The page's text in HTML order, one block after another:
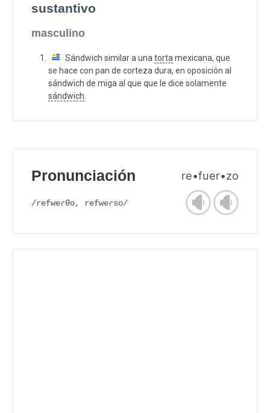
sustantivo
masculino
Sándwich similar a una torta mexicana, que
se hace con pan de corteza dura, en oposición al
sándwich de miga al que que le dice solamente
sándwich
Pronunciación re•fuer•zo
/refweɾθo, refweɾso/